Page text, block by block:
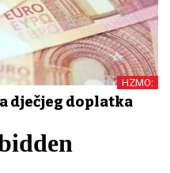
HZMO:
dječjeg doplatka